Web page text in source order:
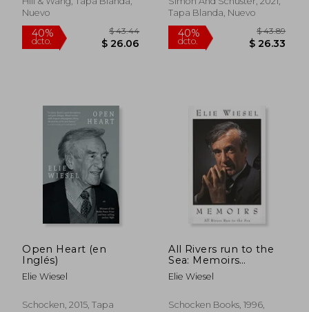
40%
dcto.
$ 50.64 45%
dcto.
Nuevo
Tapa Blanda, Nuevo
Open Heart (en
Inglés)
Elie Wiesel
Schocken, 2015, Tapa
All Rivers run to the
Sea: Memoirs
(Memoirs of Elie
Wiesel) (en Inglés)
Elie Wiesel
Schocken Books, 1996,